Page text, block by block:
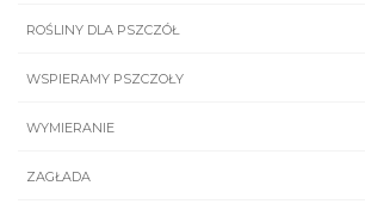
ROŚLINY DLA PSZCZÓŁ
WSPIERAMY PSZCZOŁY
WYMIERANIE
ZAGŁADA